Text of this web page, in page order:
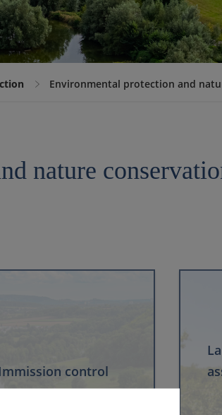
Environmental protection and
nature
control